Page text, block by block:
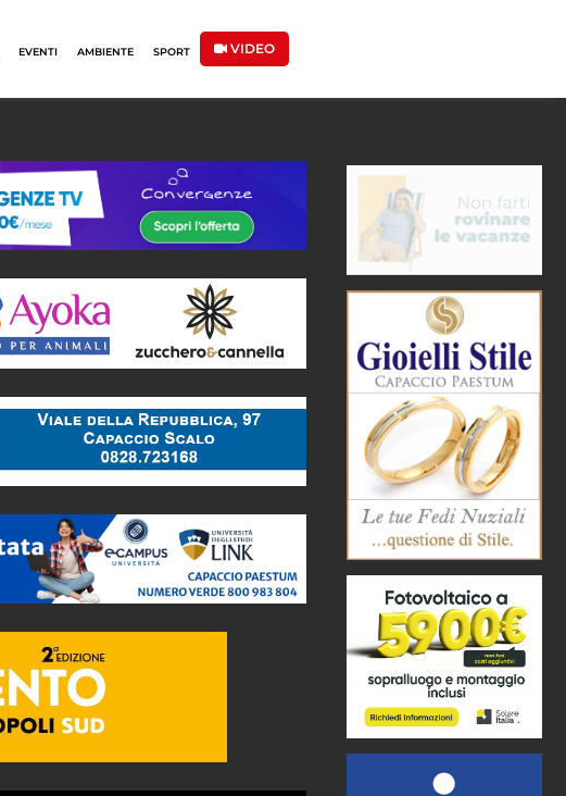
EVENTI AMBIENTE SPORT VIDEO